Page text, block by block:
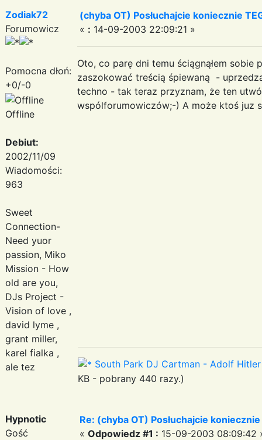
Zodiak72
Forumowicz
Pomocna dłoń:
+0/-0
Offline
Debiut:
2002/11/09
Wiadomości:
963
Sweet
Connection-
Need yuor
passion, Miko
Mission - How
old are you,
DJs Project -
Vision of love ,
david lyme ,
grant miller,
karel fialka ,
ale tez
(chyba OT) Posłuchajcie koniecznie
« : 14-09-2003 22:09:21 »
Oto, co parę dni temu ściągnąłem sobie
zaszokować treścią śpiewaną -
techno - tak teraz przyznam, że ten
wspólforumowiczów;-) A może ktoś juz
South Park DJ Cartman - Adolf
KB - pobrany 440 razy.)
Hypnotic
Gość
Re: (chyba OT) Posłuchajcie koniecznie
« Odpowiedz #1 : 15-09-2003 08:09:42